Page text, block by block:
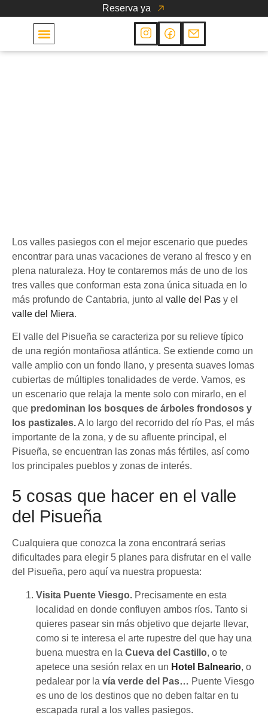
Reserva ya
Los valles pasiegos con el mejor escenario que puedes
encontrar para unas vacaciones de verano al fresco y en
plena naturaleza. Hoy te contaremos más de uno de los
tres valles que conforman esta zona única situada en lo
más profundo de Cantabria, junto al valle del Pas y el
valle del Miera.
El valle del Pisueña se caracteriza por su relieve típico
de una región montañosa atlántica. Se extiende como un
valle amplio con un fondo llano, y presenta suaves lomas
cubiertas de múltiples tonalidades de verde. Vamos, es
un escenario que relaja la mente solo con mirarlo, en el
que predominan los bosques de árboles frondosos y
los pastizales.A lo largo del recorrido del río Pas, el más
importante de la zona, y de su afluente principal, el
Pisueña, se encuentran las zonas más fértiles, así como
los principales pueblos y zonas de interés.
5 cosas que hacer en el valle
del Pisueña
Cualquiera que conozca la zona encontrará serias
dificultades para elegir 5 planes para disfrutar en el valle
del Pisueña, pero aquí va nuestra propuesta:
Visita Puente Viesgo. Precisamente en esta
localidad en donde confluyen ambos ríos. Tanto si
quieres pasear sin más objetivo que dejarte llevar,
como si te interesa el arte rupestre del que hay una
buena muestra en la Cueva del Castillo, o te
apetece una sesión relax en un Hotel Balneario, o
pedalear por la vía verde del Pas… Puente Viesgo
es uno de los destinos que no deben faltar en tu
escapada rural a los valles pasiegos.